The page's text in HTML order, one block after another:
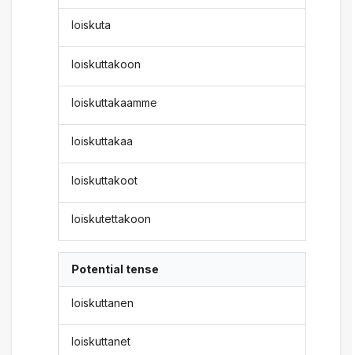
loiskuta
loiskuttakoon
loiskuttakaamme
loiskuttakaa
loiskuttakoot
loiskutettakoon
Potential tense
loiskuttanen
loiskuttanet